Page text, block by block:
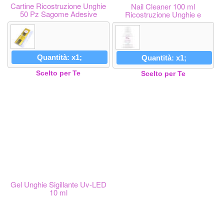
Cartine Ricostruzione Unghie
50 Pz Sagome Adesive
Quantità: x1;
Scelto per Te
Nail Cleaner 100 ml
Ricostruzione Unghie e
Semipermanente
Quantità: x1;
Scelto per Te
Gel Unghie Sigillante Uv-LED
10 ml